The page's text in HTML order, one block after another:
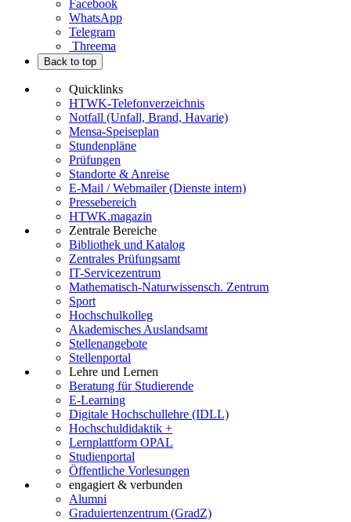
Facebook
WhatsApp
Telegram
Threema
Back to top
Quicklinks
HTWK-Telefonverzeichnis
Notfall (Unfall, Brand, Havarie)
Mensa-Speiseplan
Stundenpläne
Prüfungen
Standorte & Anreise
E-Mail / Webmailer (Dienste intern)
Pressebereich
HTWK.magazin
Zentrale Bereiche
Bibliothek und Katalog
Zentrales Prüfungsamt
IT-Servicezentrum
Mathematisch-Naturwissensch. Zentrum
Sport
Hochschulkolleg
Akademisches Auslandsamt
Stellenangebote
Stellenportal
Lehre und Lernen
Beratung für Studierende
E-Learning
Digitale Hochschullehre (IDLL)
Hochschuldidaktik +
Lernplattform OPAL
Studienportal
Öffentliche Vorlesungen
engagiert & verbunden
Alumni
Graduiertenzentrum (GradZ)